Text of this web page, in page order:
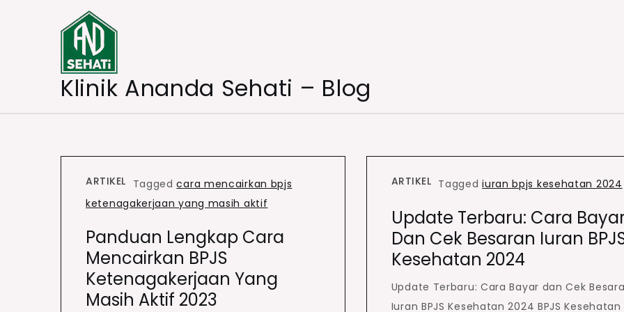
Klinik Ananda Sehati – Blog
ARTIKEL Taggedcara mencairkan bpjs
ketenagakerjaan yang masih aktif
Panduan Lengkap Cara
Mencairkan BPJS
Ketenagakerjaan Yang
Masih Aktif 2023
ARTIKEL Taggediuran bpjs kesehatan 2024
Update Terbaru: Cara
Dan Cek Besaran Iuran
Kesehatan 2024
Update Terbaru: Cara Bayar dan Cek
Iuran BPJS Kesehatan 2024 BPJS Kesehatan